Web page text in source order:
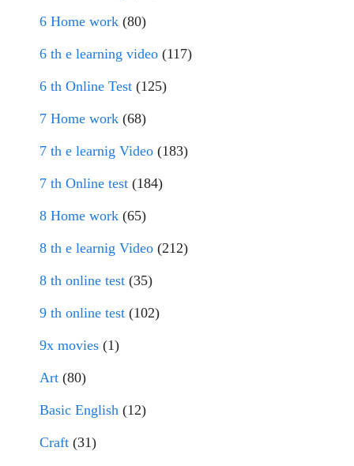
6 Home work (80)
6 th e learning video (117)
6 th Online Test (125)
7 Home work (68)
7 th e learnig Video (183)
7 th Online test (184)
8 Home work (65)
8 th e learnig Video (212)
8 th online test (35)
9 th online test (102)
9x movies (1)
Art (80)
Basic English (12)
Craft (31)